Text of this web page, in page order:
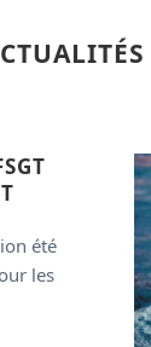
été
les